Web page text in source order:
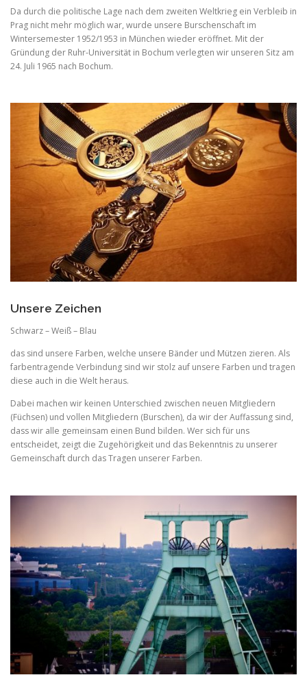
Da durch die politische Lage nach dem zweiten Weltkrieg ein Verbleib in
Prag nicht mehr möglich war, wurde unsere Burschenschaft im
Wintersemester 1952/1953 in München wieder eröffnet. Mit der
Gründung der Ruhr-Universität in Bochum verlegten wir unseren Sitz am
24. Juli 1965 nach Bochum.
Unsere Zeichen
Schwarz – Weiß – Blau
das sind unsere Farben, welche unsere Bänder und Mützen zieren. Als
farbentragende Verbindung sind wir stolz auf unsere Farben und tragen
diese auch in die Welt heraus.
Dabei machen wir keinen Unterschied zwischen neuen Mitgliedern
(Füchsen) und vollen Mitgliedern (Burschen), da wir der Auffassung sind,
dass wir alle gemeinsam einen Bund bilden. Wer sich für uns
entscheidet, zeigt die Zugehörigkeit und das Bekenntnis zu unserer
Gemeinschaft durch das Tragen unserer Farben.